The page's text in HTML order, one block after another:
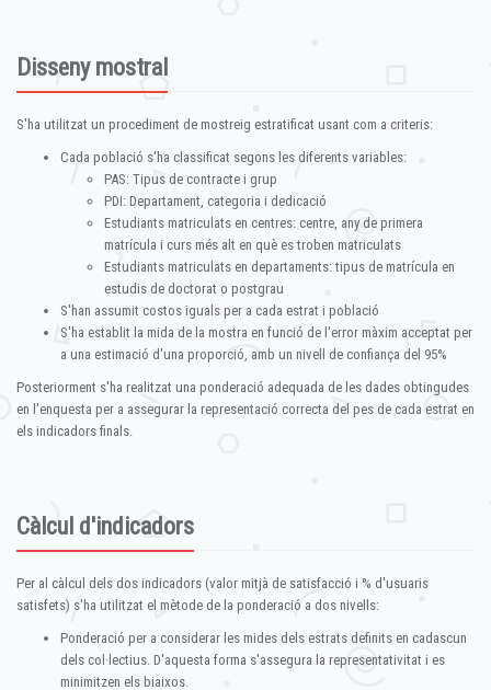
Disseny mostral
S'ha utilitzat un procediment de mostreig estratificat usant com a criteris:
Cada població s'ha classificat segons les diferents variables:
PAS: Tipus de contracte i grup
PDI: Departament, categoria i dedicació
Estudiants matriculats en centres: centre, any de primera
matrícula i curs més alt en què es troben matriculats
Estudiants matriculats en departaments: tipus de matrícula en
estudis de doctorat o postgrau
S'han assumit costos iguals per a cada estrat i població
S'ha establit la mida de la mostra en funció de l'error màxim acceptat per
a una estimació d'una proporció, amb un nivell de confiança del 95%
Posteriorment s'ha realitzat una ponderació adequada de les dades obtingudes
en l'enquesta per a assegurar la representació correcta del pes de cada estrat en
els indicadors finals.
Càlcul d'indicadors
Per al càlcul dels dos indicadors (valor mitjà de satisfacció i % d'usuaris
satisfets) s'ha utilitzat el mètode de la ponderació a dos nivells:
Ponderació per a considerar les mides dels estrats definits en cadascun
dels col·lectius. D'aquesta forma s'assegura la representativitat i es
minimitzen els biaixos.